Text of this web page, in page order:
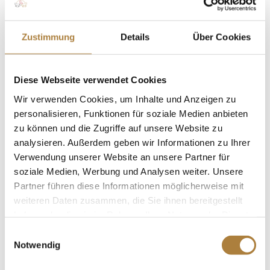
Zustimmung Details Über Cookies
Diese Webseite verwendet Cookies
Wir verwenden Cookies, um Inhalte und Anzeigen zu
personalisieren, Funktionen für soziale Medien anbieten
zu können und die Zugriffe auf unsere Website zu
analysieren. Außerdem geben wir Informationen zu Ihrer
Verwendung unserer Website an unsere Partner für
soziale Medien, Werbung und Analysen weiter. Unsere
Partner führen diese Informationen möglicherweise mit
weiteren Daten zusammen, die Sie ihnen bereitgestellt
Notwendig
Turnieratmosphäre, wie zum Beispiel beim Pfingstturnier
Veranstaltungen hatte ich mich sehr gefreut.“
wenn sich der Alltag wieder
einigermaßen eingependelt hat?
Bianca: „Ich freue mich darauf, endlich wieder aufs
Turnier zu fahren. Ich bin bereits mit meinen jungen
Pferden unterwegs gewesen, auf einem Late-Entry-
Dressurturnier, das hat gut getan. Und ich freue mich
darauf, wenn spätestens 2021 wieder große Turniere wie
Wiesbaden, Aachen oder Balve stattfinden. Und darauf,
wenn wir dort wieder mit Freunden und anderen Reitern
danach so schnell wie möglich wieder den Platz